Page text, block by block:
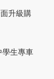
升級購
學生專車